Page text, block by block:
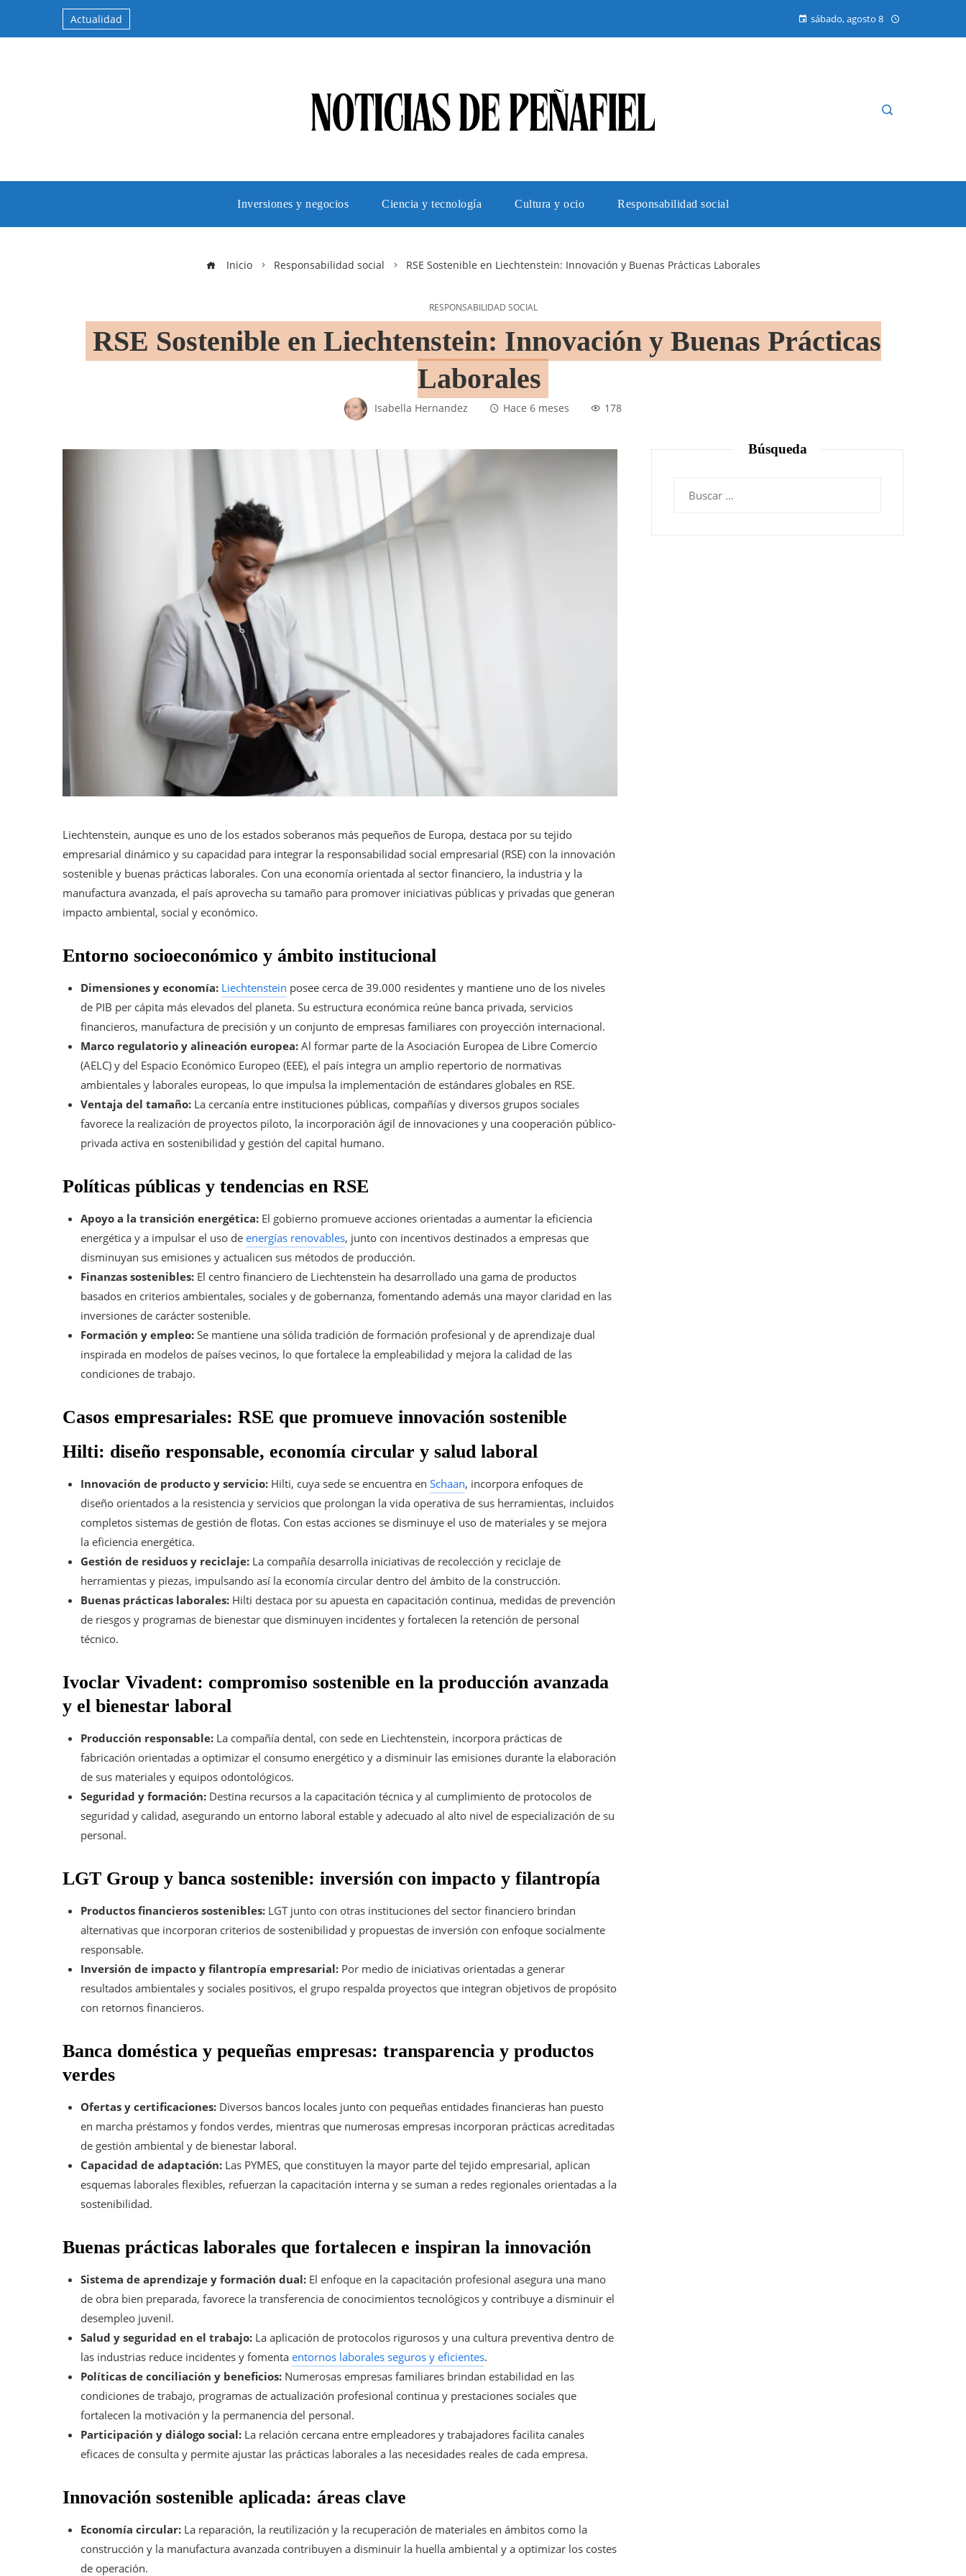
Actualidad sábado, agosto 8
Inversiones y negocios Ciencia y tecnología Cultura y ocio Responsabilidad social
Inicio Responsabilidad social RSE Sostenible en Liechtenstein: Innovación y Buenas Prácticas Laborales
RESPONSABILIDAD SOCIAL
RSE Sostenible en Liechtenstein: Innovación y Buenas Prácticas
Laborales
Isabella Hernandez Hace 6 meses 178
Liechtenstein, aunque es uno de los estados soberanos más pequeños de Europa, destaca por su tejido
empresarial dinámico y su capacidad para integrar la responsabilidad social empresarial (RSE) con la innovación
sostenible y buenas prácticas laborales. Con una economía orientada al sector financiero, la industria y la
manufactura avanzada, el país aprovecha su tamaño para promover iniciativas públicas y privadas que generan
impacto ambiental, social y económico.
Entorno socioeconómico y ámbito institucional
Dimensiones y economía: Liechtenstein posee cerca de 39.000 residentes y mantiene uno de los niveles
de PIB per cápita más elevados del planeta. Su estructura económica reúne banca privada, servicios
financieros, manufactura de precisión y un conjunto de empresas familiares con proyección internacional.
Marco regulatorio y alineación europea: Al formar parte de la Asociación Europea de Libre Comercio
(AELC) y del Espacio Económico Europeo (EEE), el país integra un amplio repertorio de normativas
ambientales y laborales europeas, lo que impulsa la implementación de estándares globales en RSE.
Ventaja del tamaño: La cercanía entre instituciones públicas, compañías y diversos grupos sociales
favorece la realización de proyectos piloto, la incorporación ágil de innovaciones y una cooperación público-
privada activa en sostenibilidad y gestión del capital humano.
Políticas públicas y tendencias en RSE
Apoyo a la transición energética: El gobierno promueve acciones orientadas a aumentar la eficiencia
energética y a impulsar el uso de energías renovables, junto con incentivos destinados a empresas que
disminuyan sus emisiones y actualicen sus métodos de producción.
Finanzas sostenibles: El centro financiero de Liechtenstein ha desarrollado una gama de productos
basados en criterios ambientales, sociales y de gobernanza, fomentando además una mayor claridad en las
inversiones de carácter sostenible.
Formación y empleo: Se mantiene una sólida tradición de formación profesional y de aprendizaje dual
inspirada en modelos de países vecinos, lo que fortalece la empleabilidad y mejora la calidad de las
condiciones de trabajo.
Casos empresariales: RSE que promueve innovación sostenible
Hilti: diseño responsable, economía circular y salud laboral
Innovación de producto y servicio: Hilti, cuya sede se encuentra en Schaan, incorpora enfoques de
diseño orientados a la resistencia y servicios que prolongan la vida operativa de sus herramientas, incluidos
completos sistemas de gestión de flotas. Con estas acciones se disminuye el uso de materiales y se mejora
la eficiencia energética.
Gestión de residuos y reciclaje: La compañía desarrolla iniciativas de recolección y reciclaje de
herramientas y piezas, impulsando así la economía circular dentro del ámbito de la construcción.
Buenas prácticas laborales: Hilti destaca por su apuesta en capacitación continua, medidas de prevención
de riesgos y programas de bienestar que disminuyen incidentes y fortalecen la retención de personal
técnico.
Ivoclar Vivadent: compromiso sostenible en la producción avanzada
y el bienestar laboral
Producción responsable: La compañía dental, con sede en Liechtenstein, incorpora prácticas de
fabricación orientadas a optimizar el consumo energético y a disminuir las emisiones durante la elaboración
de sus materiales y equipos odontológicos.
Seguridad y formación: Destina recursos a la capacitación técnica y al cumplimiento de protocolos de
seguridad y calidad, asegurando un entorno laboral estable y adecuado al alto nivel de especialización de su
personal.
LGT Group y banca sostenible: inversión con impacto y filantropía
Productos financieros sostenibles: LGT junto con otras instituciones del sector financiero brindan
alternativas que incorporan criterios de sostenibilidad y propuestas de inversión con enfoque socialmente
responsable.
Inversión de impacto y filantropía empresarial: Por medio de iniciativas orientadas a generar
resultados ambientales y sociales positivos, el grupo respalda proyectos que integran objetivos de propósito
con retornos financieros.
Banca doméstica y pequeñas empresas: transparencia y productos
verdes
Ofertas y certificaciones: Diversos bancos locales junto con pequeñas entidades financieras han puesto
en marcha préstamos y fondos verdes, mientras que numerosas empresas incorporan prácticas acreditadas
de gestión ambiental y de bienestar laboral.
Capacidad de adaptación: Las PYMES, que constituyen la mayor parte del tejido empresarial, aplican
esquemas laborales flexibles, refuerzan la capacitación interna y se suman a redes regionales orientadas a la
sostenibilidad.
Buenas prácticas laborales que fortalecen e inspiran la innovación
Sistema de aprendizaje y formación dual: El enfoque en la capacitación profesional asegura una mano
de obra bien preparada, favorece la transferencia de conocimientos tecnológicos y contribuye a disminuir el
desempleo juvenil.
Salud y seguridad en el trabajo: La aplicación de protocolos rigurosos y una cultura preventiva dentro de
las industrias reduce incidentes y fomenta entornos laborales seguros y eficientes.
Políticas de conciliación y beneficios: Numerosas empresas familiares brindan estabilidad en las
condiciones de trabajo, programas de actualización profesional continua y prestaciones sociales que
fortalecen la motivación y la permanencia del personal.
Participación y diálogo social: La relación cercana entre empleadores y trabajadores facilita canales
eficaces de consulta y permite ajustar las prácticas laborales a las necesidades reales de cada empresa.
Innovación sostenible aplicada: áreas clave
Economía circular: La reparación, la reutilización y la recuperación de materiales en ámbitos como la
construcción y la manufactura avanzada contribuyen a disminuir la huella ambiental y a optimizar los costes
de operación.
Búsqueda